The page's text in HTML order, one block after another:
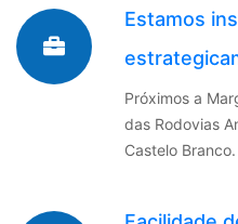
Estamos
Próximos a
das Rodovias
Castelo Branco.